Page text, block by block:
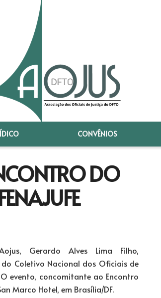
CONVÊNIOS
DO
Gerardo Alves Lima Filho,
Coletivo Nacional dos Oficiais de
evento, concomitante ao Encontro
Marco Hotel, em Brasília/DF.